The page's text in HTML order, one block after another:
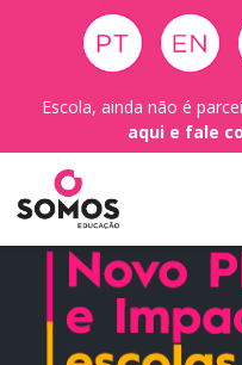
Escola, ainda não é
aqui e fale